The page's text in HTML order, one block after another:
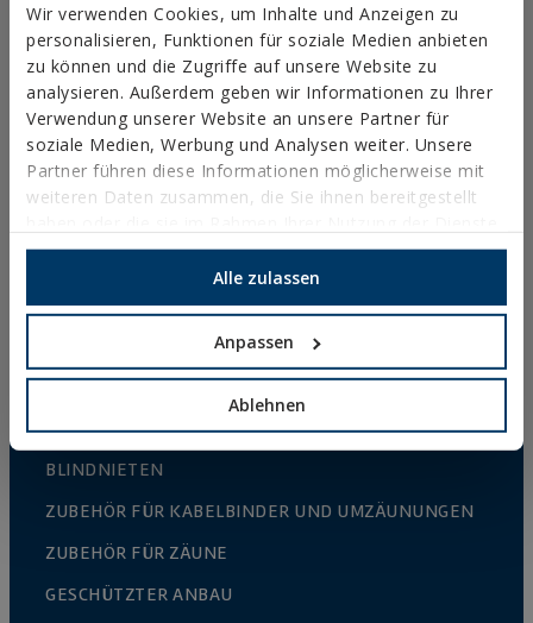
Wir verwenden Cookies, um Inhalte und Anzeigen zu
personalisieren, Funktionen für soziale Medien anbieten
zu können und die Zugriffe auf unsere Website zu
analysieren. Außerdem geben wir Informationen zu Ihrer
Verwendung unserer Website an unsere Partner für
soziale Medien, Werbung und Analysen weiter. Unsere
Partner führen diese Informationen möglicherweise mit
weiteren Daten zusammen, die Sie ihnen bereitgestellt
gesammelt haben.
Alle zulassen
Anpassen
Ablehnen
PRODUKTE
METALLANKER
BEFESTIGUNGEN FÜR STAHLKONSTRUKTIONEN
CHEMISCHE BEFESTIGUNGSLÖSUNGEN
NYLONDÜBEL
BEFESTIGUNGSELEMENTE UND ZUBEHÖR ZUR
FIXIERUNG VON DÄMMPLATTEN (WDVS)
HOHLRAUM-BEFESTIGUNG
BLINDNIETEN
ZUBEHÖR FÜR KABELBINDER UND UMZÄUNUNGEN
ZUBEHÖR FÜR ZÄUNE
GESCHÜTZTER ANBAU